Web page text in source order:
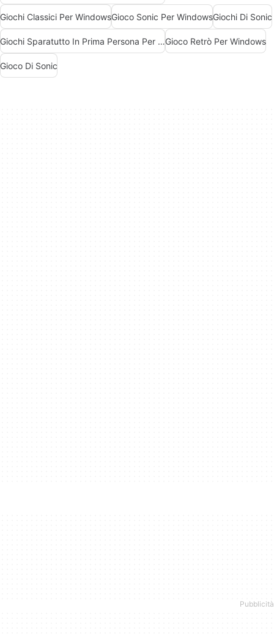
Giochi Classici Per WindowsGioco Sonic Per WindowsGiochi Di Sonic
Giochi Sparatutto In Prima Persona Per WindowsGioco Retrò Per Windows
Gioco Di Sonic